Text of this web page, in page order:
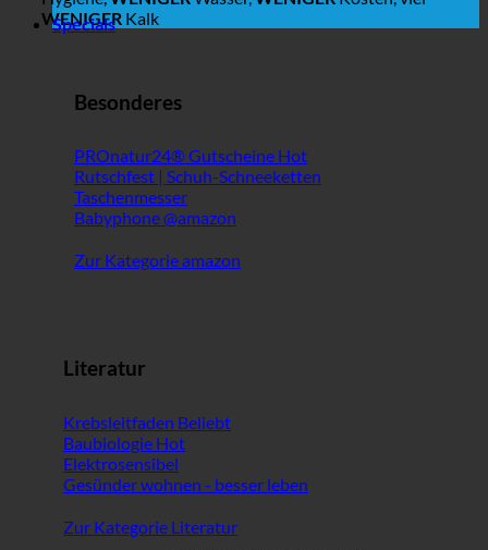
WENIGER Kalk
Specials
Besonderes
PROnatur24® Gutscheine
Rutschfest | Schuh-Schneeketten
Taschenmesser
Babyphone @amazon
Zur Kategorie amazon
Literatur
Krebsleitfaden
Baubiologie
Elektrosensibel
Gesünder wohnen - besser leben
Zur Kategorie Literatur